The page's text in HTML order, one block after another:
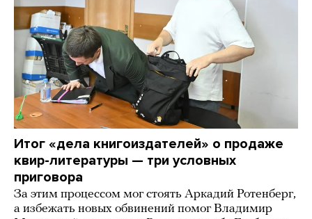
Итог «дела книгоиздателей» о продаже
квир-литературы — три условных
приговора
За этим процессом мог стоять Аркадий Ротенберг,
а избежать новых обвинений помог Владимир